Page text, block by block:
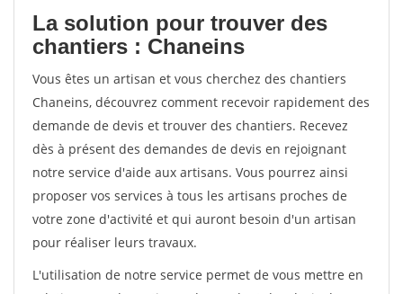
La solution pour trouver des
chantiers : Chaneins
Vous êtes un artisan et vous cherchez des chantiers
Chaneins, découvrez comment recevoir rapidement des
demande de devis et trouver des chantiers. Recevez
dès à présent des demandes de devis en rejoignant
notre service d'aide aux artisans. Vous pourrez ainsi
proposer vos services à tous les artisans proches de
votre zone d'activité et qui auront besoin d'un artisan
pour réaliser leurs travaux.
L'utilisation de notre service permet de vous mettre en